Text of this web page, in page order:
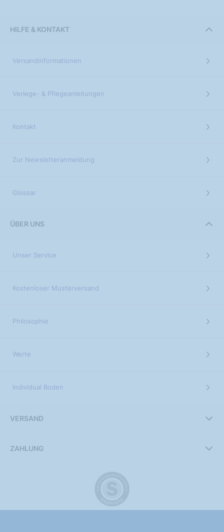
HILFE & KONTAKT
Versandinformationen
Verlege- & Pflegeanleitungen
Kontakt
Zur Newsletteranmeldung
Glossar
ÜBER UNS
Unser Service
Kostenloser Musterversand
Philosophie
Werte
Individual Boden
VERSAND
ZAHLUNG